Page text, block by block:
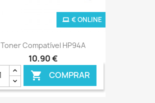
Toner Compatível HP94A
10,90 €
 COMPRAR
€ ONLINE